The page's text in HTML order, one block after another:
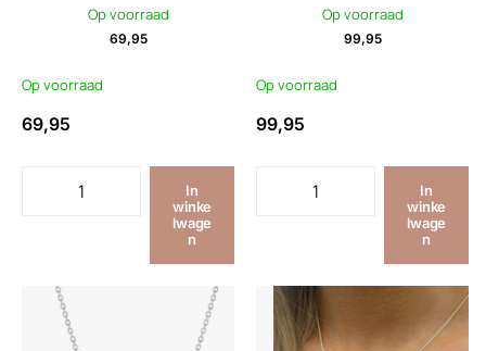
Op voorraad
69,95
Op voorraad
69,95
In
winke
lwage
n
Op voorraad
99,95
Op voorraad
99,95
In
winke
lwage
n